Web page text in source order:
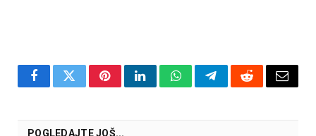
FacebookTwitterPinterestLinkedInWhatsAppTelegramRedditEmail
POGLEDAJTE JOŠ...